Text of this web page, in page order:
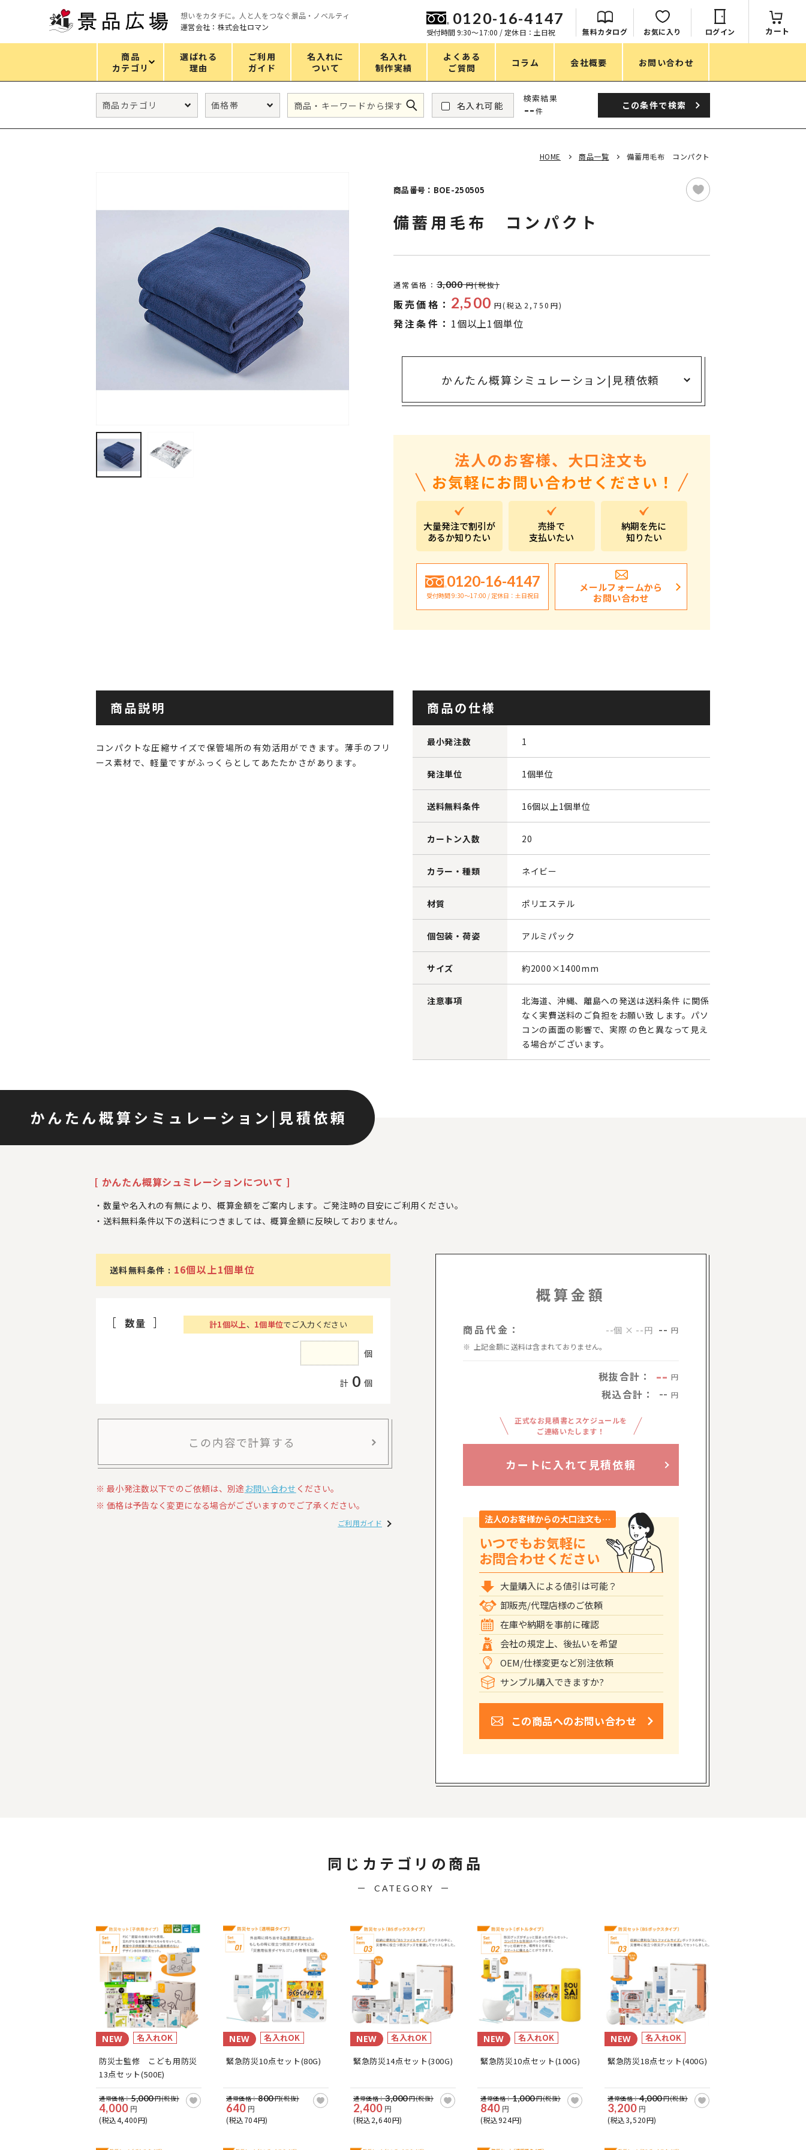
想いをカタチに。人と人をつなぐ景品・ノベルティ
運営会社：株式会社ロマン
0120-16-4147
受付時間 9:30〜17:00 / 定休日：土日祝 無料カタログ お気に入り ログイン カート
商品
カテゴリ
選ばれる
理由
ご利用
ガイド
名入れに
ついて
名入れ
制作実績
よくある
ご質問
コラム 会社概要 お問い合わせ
カテゴリ
フェイス&ボディケア スマホ・PCグッズ
ファッション雑貨 食品・スイーツ
ティッシュ・ロール タオル・ハンカチ
ペン・筆記用具 傘・レイングッズ
ステーショナリー UVケア
生活雑貨・便利グッズ バッグ&ポーチ
価格
151～200円
251～300円
3,000～5,000円
5,000円～
目的・シーン
kanakono
展示会・イベント特集
安全大会ノベルティ・記念品特集
粗品・営業配布
入学・卒業記念品
オープン・開業・開院
ポストイン
ばらまき、ショップイベント向け粗品・ノベ
ルティ
名入れ可能
検索結果
-- 件 この条件で検索
HOME 商品一覧 備蓄用毛布 コンパクト
商品番号：BOE-250505
備蓄用毛布 コンパクト
通常価格： 3,000 円(税抜)
販売価格： 2,500 円(税込2,750円)
発注条件： 1個以上1個単位
かんたん概算シミュレーション| 見積依頼
法人のお客様、大口注文も
お気軽にお問い合わせください！
大量発注で割引が
あるか知りたい
売掛で
支払いたい
納期を先に
知りたい
0120-16-4147
受付時間 9:30〜17:00 / 定休日：土日祝日
メールフォームから
お問い合わせ
商品説明
コンパクトな圧縮サイズで保管場所の有効活用ができます。薄手のフリ
ース素材で、軽量ですがふっくらとしてあたたかさがあります。
商品の仕様
最小発注数 1
発注単位 1個単位
送料無料条件 16個以上1個単位
カートン入数 20
カラー・種類 ネイビー
材質 ポリエステル
個包装・荷姿 アルミパック
サイズ 約2000×1400mm
注意事項
北海道、沖縄、離島への発送は送料条件 に関係
なく実費送料のご負担をお願い致 します。パソ
コンの画面の影響で、実際 の色と異なって見え
る場合がございます。
かんたん概算シミュレーション | 見積依頼
[ かんたん概算シュミレーションについて ]
数量や名入れの有無により、概算金額をご案内します。ご発注時の目安にご利用ください。
送料無料条件以下の送料につきましては、概算金額に反映しておりません。
送料無料条件 : 16個以上1個単位
数量 計1個以上、 1個単位でご入力ください
個
計 0 個
この内容で計算する
最小発注数以下でのご依頼は、別途 お問い合わせ ください。
価格は予告なく変更になる場合がございますのでご了承ください。
ご利用ガイド
概算金額
商品代金： --個 × --円 -- 円
上記金額に送料は含まれておりません。
税抜合計： -- 円
税込合計： -- 円
正式なお見積書とスケジュールを
ご連絡いたします！
カートに入れて見積依頼
法人のお客様からの大口注文も…
いつでもお気軽に
お問合わせください
大量購入による値引は可能？
卸販売/代理店様のご依頼
在庫や納期を事前に確認
会社の規定上、後払いを希望
OEM/仕様変更など別注依頼
サンプル購入できますか?
この商品へのお問い合わせ
同じカテゴリの商品
CATEGORY
NEW 名入れOK
防災士監修 こども用防災
13点セット(500E)
通常価格：5,000円(税抜)
4,000 円
(税込4,400円)
NEW 名入れOK
緊急防災10点セット(80G)
通常価格：800円(税抜)
640 円
(税込704円)
NEW 名入れOK
緊急防災14点セット(300G)
通常価格：3,000円(税抜)
2,400 円
(税込2,640円)
NEW 名入れOK
緊急防災10点セット(100G)
通常価格：1,000円(税抜)
840 円
(税込924円)
NEW 名入れOK
緊急防災18点セット(400G)
通常価格：4,000円(税抜)
3,200 円
(税込3,520円)